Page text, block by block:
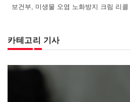
보건부, 미생물 오염 노화방지 크림 리콜
카테고리 기사